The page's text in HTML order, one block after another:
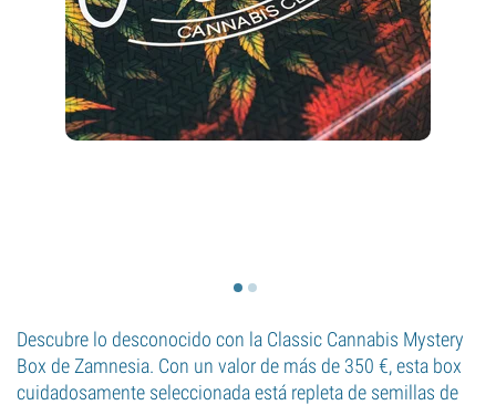
Descubre lo desconocido con la Classic Cannabis Mystery
Box de Zamnesia. Con un valor de más de 350 €, esta box
cuidadosamente seleccionada está repleta de semillas de